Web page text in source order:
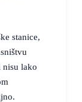
stanice,
lako